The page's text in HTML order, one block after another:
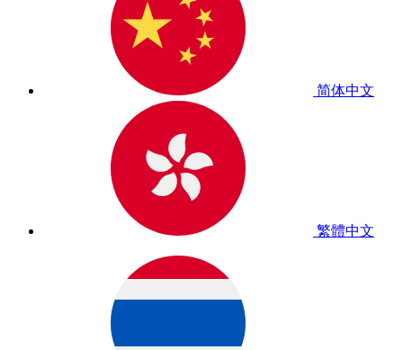
简体中文
繁體中文